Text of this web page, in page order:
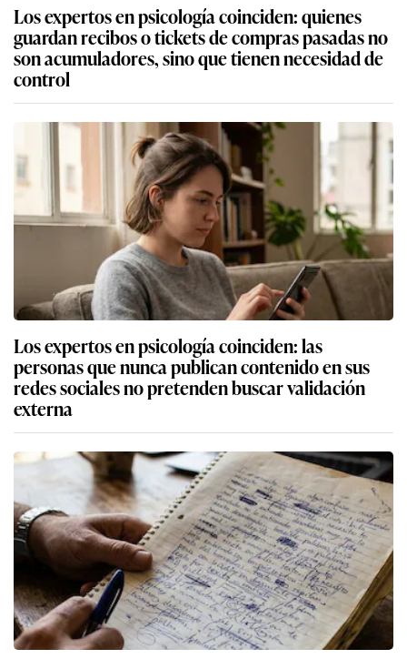
Los expertos en psicología coinciden: quienes
guardan recibos o tickets de compras pasadas no
son acumuladores, sino que tienen necesidad de
control
Los expertos en psicología coinciden: las
personas que nunca publican contenido en sus
redes sociales no pretenden buscar validación
externa